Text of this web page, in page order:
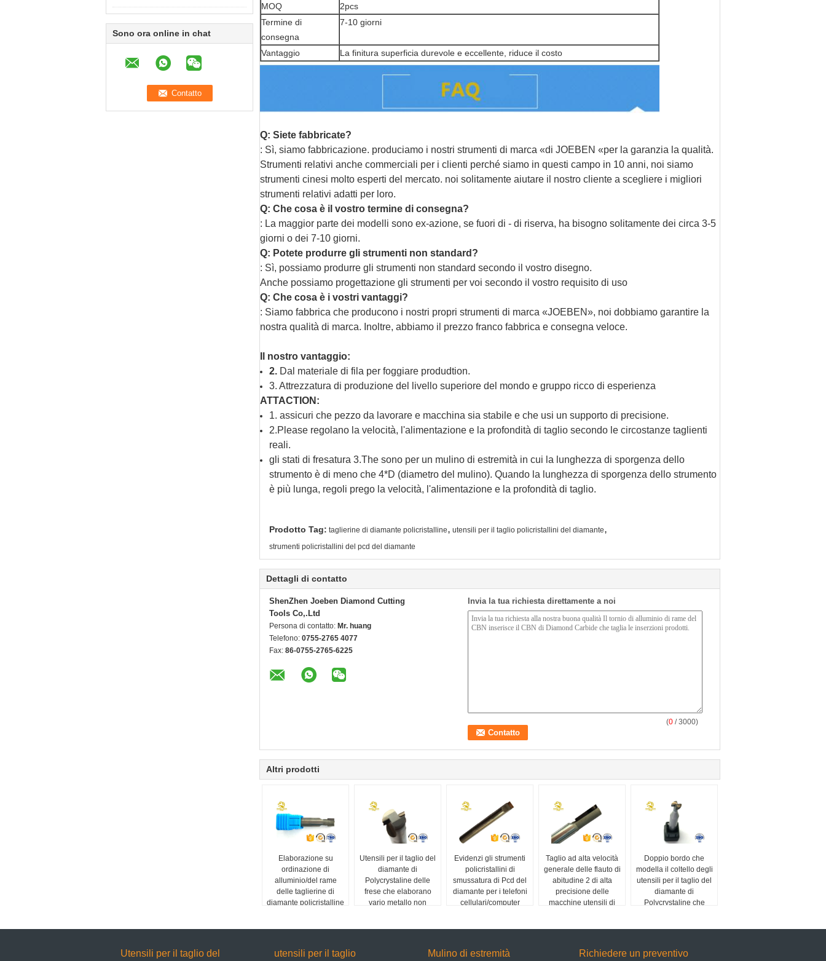
Sono ora online in chat
MOQ
2pcs
Termine di
consegna
7-10 giorni
Vantaggio La finitura superficia durevole e eccellente, riduce il costo
Q: Siete fabbricate?
: Sì, siamo fabbricazione. produciamo i nostri strumenti di marca «di JOEBEN «per la garanzia la qualità.
Strumenti relativi anche commerciali per i clienti perché siamo in questi campo in 10 anni, noi siamo
strumenti cinesi molto esperti del mercato. noi solitamente aiutare il nostro cliente a scegliere i migliori
strumenti relativi adatti per loro.
Q: Che cosa è il vostro termine di consegna?
: La maggior parte dei modelli sono ex-azione, se fuori di - di riserva, ha bisogno solitamente dei circa 3-5
giorni o dei 7-10 giorni.
Q: Potete produrre gli strumenti non standard?
: Sì, possiamo produrre gli strumenti non standard secondo il vostro disegno.
Anche possiamo progettazione gli strumenti per voi secondo il vostro requisito di uso
Q: Che cosa è i vostri vantaggi?
: Siamo fabbrica che producono i nostri propri strumenti di marca «JOEBEN», noi dobbiamo garantire la
nostra qualità di marca. Inoltre, abbiamo il prezzo franco fabbrica e consegna veloce.
Il nostro vantaggio:
2. Dal materiale di fila per foggiare produdtion.
3. Attrezzatura di produzione del livello superiore del mondo e gruppo ricco di esperienza
ATTACTION:
1. assicuri che pezzo da lavorare e macchina sia stabile e che usi un supporto di precisione.
2.Please regolano la velocità, l'alimentazione e la profondità di taglio secondo le circostanze taglienti
reali.
gli stati di fresatura 3.The sono per un mulino di estremità in cui la lunghezza di sporgenza dello
strumento è di meno che 4*D (diametro del mulino). Quando la lunghezza di sporgenza dello strumento
è più lunga, regoli prego la velocità, l'alimentazione e la profondità di taglio.
Prodotto Tag: taglierine di diamante policristalline, utensili per il taglio policristallini del diamante,
strumenti policristallini del pcd del diamante
Dettagli di contatto
ShenZhen Joeben Diamond Cutting
Tools Co,.Ltd
Persona di contatto: Mr. huang
Telefono: 0755-2765 4077
Fax: 86-0755-2765-6225
Invia la tua richiesta direttamente a noi
(0 / 3000)
Altri prodotti
Elaborazione su
ordinazione di
alluminio/del rame
delle taglierine di
diamante policristalline
Utensili per il taglio del
diamante di
Polycrystaline delle
frese che elaborano
vario metallo non
Evidenzi gli strumenti
policristallini di
smussatura di Pcd del
diamante per i telefoni
cellulari/computer
Taglio ad alta velocità
generale delle flauto di
abitudine 2 di alta
precisione delle
macchine utensili di
Doppio bordo che
modella il coltello degli
utensili per il taglio del
diamante di
Polycrystaline che
Utensili per il taglio del utensili per il taglio Mulino di estremità Richiedere un preventivo